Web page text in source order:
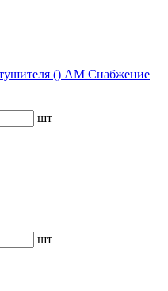
() АМ Снабжение
шт
шт